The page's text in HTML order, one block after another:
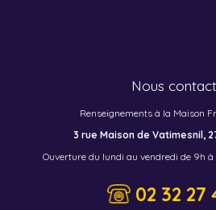
Nous
Renseignements à la Maison
3 rue Maison de Vatimesnil,
Ouverture du lundi au vendredi de 9h à
02 32 27